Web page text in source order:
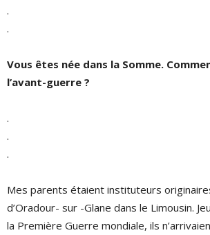
.
.
Vous êtes née dans la Somme.
l’avant-guerre ?
.
.
.
Mes parents étaient instituteurs
d’Oradour- sur -Glane dans le Limousin.
la Première Guerre mondiale, ils